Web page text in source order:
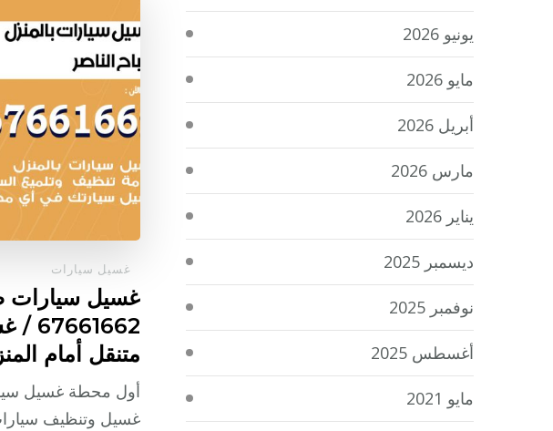
غسيل سيارات
غسيل سيارات
متنقل أمام
أول محطة غسيل
غسيل وتنظيف
يونيو 2026
مايو 2026
أبريل 2026
مارس 2026
يناير 2026
ديسمبر 2025
نوفمبر 2025
أغسطس 2025
مايو 2021